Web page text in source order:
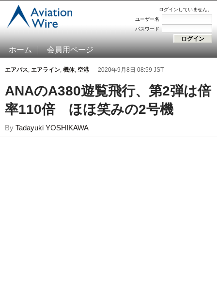
ログインしていません。
ユーザー名
パスワード
ホーム 会員用ページ
エアバス, エアライン, 機体, 空港 — 2020年9月8日 08:59 JST
ANAのA380遊覧飛行、第2弾は倍
率110倍 ほほ笑みの2号機
By Tadayuki YOSHIKAWA